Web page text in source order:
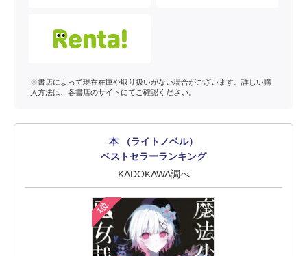
※書店によって現在在庫や取り扱いがない場合がございます。詳しい購
入方法は、各書店のサイトにてご確認ください。
本 （ライトノベル）
ベストセラーランキング
KADOKAWA調べ
1位